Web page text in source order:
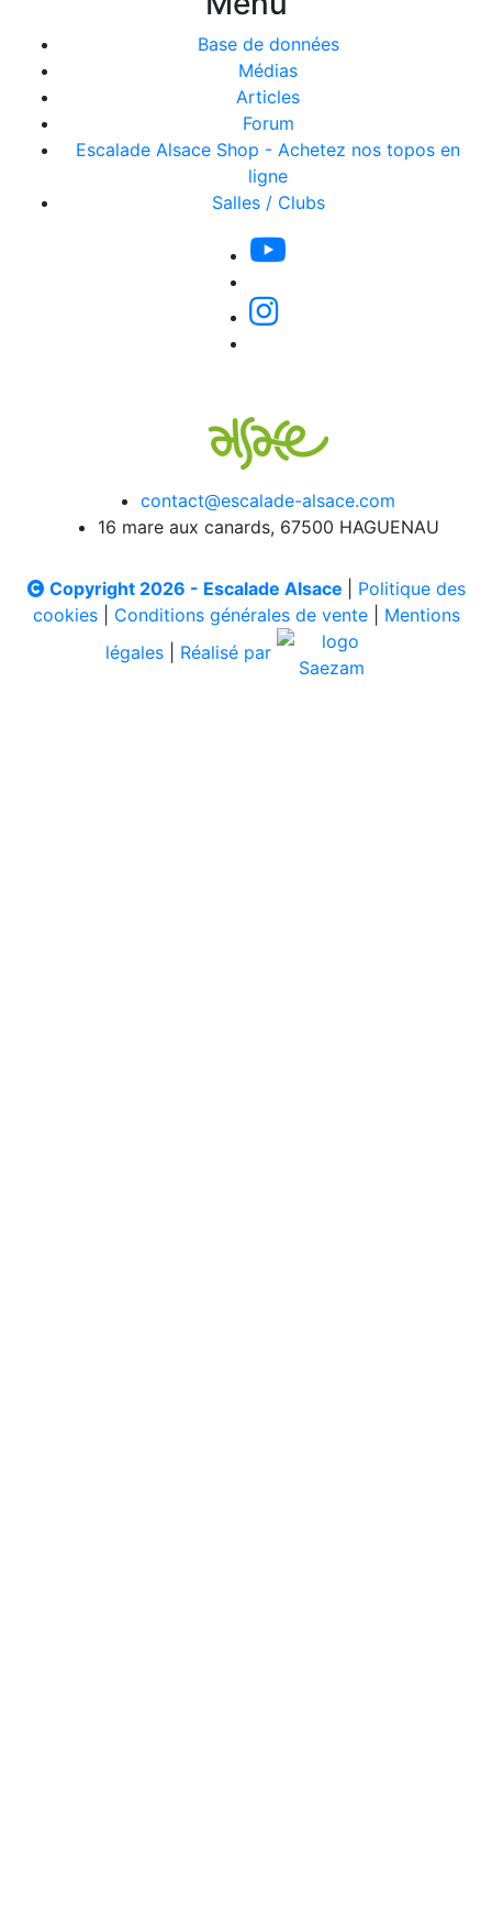
Base de données
Médias
Articles
Forum
Escalade Alsace Shop - Achetez nos topos en
ligne
Salles / Clubs
contact@escalade-alsace.com
16 mare aux canards, 67500 HAGUENAU
Copyright 2026 - Escalade Alsace
Politique des
cookies| Conditions générales de vente| Mentions
légales
Réalisé par